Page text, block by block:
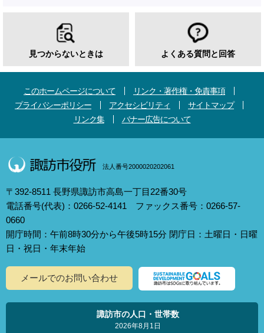
見つからないときは よくある質問と回答
このホームページについて
リンク・著作権・免責事項
プライバシーポリシー
アクセシビリティ
サイトマップ
リンク集
バナー広告について
法人番号2000020202061
〒392-8511 長野県諏訪市高島一丁目22番30号
電話番号(代表)：0266-52-4141 ファックス番号：0266-57-
0660
開庁時間：午前8時30分から午後5時15分 閉庁日：土曜日・日曜
日・祝日・年末年始
メールでのお問い合わせ
諏訪市の人口・世帯数
2026年8月1日